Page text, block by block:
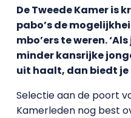
De Tweede Kamer is
pabo’s de
mbo’ers te weren.
minder kansrijke
uit haalt, dan biedt je
Selectie aan de poort
Kamerleden nog best